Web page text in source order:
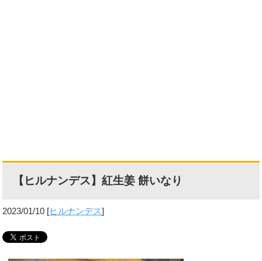
【ヒルナンデス】紅生姜 餅いなり
2023/01/10 [ヒルナンデス]